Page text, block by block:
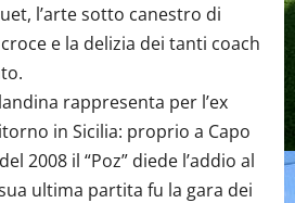
l’arte sotto canestro di
e la delizia dei tanti coach
rappresenta per l’ex
in Sicilia: proprio a Capo
2008 il “Poz” diede l’addio al
ultima partita fu la gara dei